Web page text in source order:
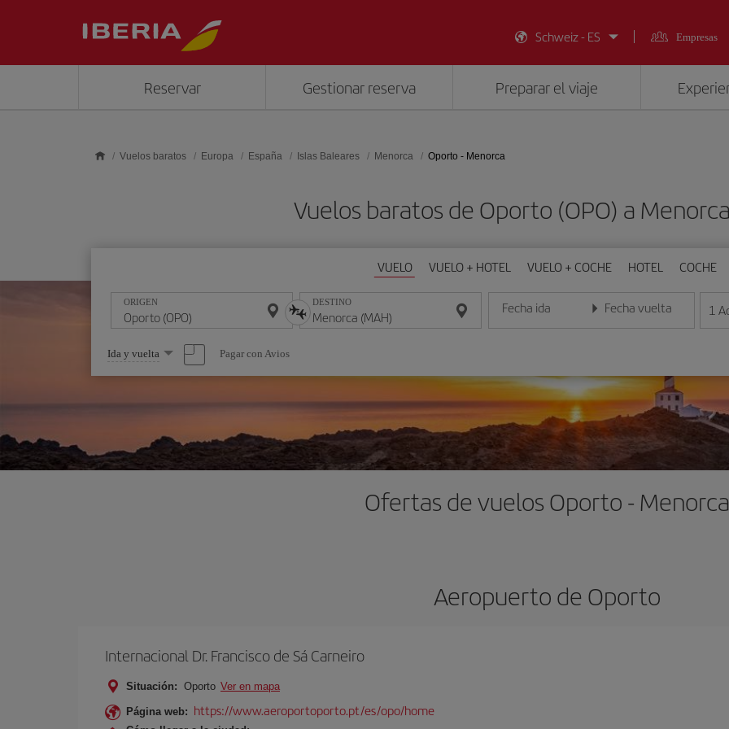
Schweiz - ES
Empresas
Reservar Gestionar reserva Preparar el viaje
Vuelos baratos Europa España Islas Baleares Menorca Oporto - Menorca
Vuelos baratos de Oporto (OPO) a
VUELO VUELO + HOTEL VUELO + COCHE HOTEL COCHE
ORIGEN DESTINO Fecha ida
Introduce la fecha en formato día/mes/año
Fecha vuelta
Introduce la fecha en 1
Seleccione
una
opción
Ida y vuelta Pagar con Avios
Ofertas de vuelos Oporto - Menorca
Aeropuerto de Oporto
Internacional Dr. Francisco de Sá Carneiro
Situación: Oporto Ver en mapa
Página web: https://www.aeroportoporto.pt/es/opo/home